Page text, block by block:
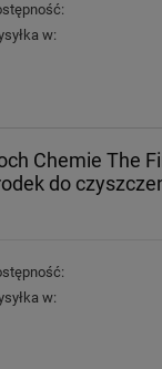
w:
Chemie The
do
w: